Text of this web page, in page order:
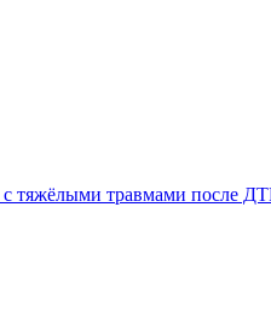
тяжёлыми травмами после